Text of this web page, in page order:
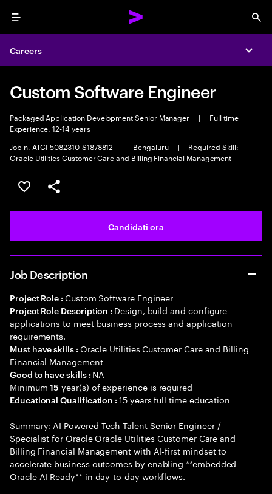
Menu
Careers
Custom Software Engineer
Packaged Application Development Senior Manager | Full time
|
Experience: 12-14 years
Job n. ATCI-5082310-S1878812
| Bengaluru |
Required Skill:
Oracle Utilities Customer Care and Billing Financial Management
Salva l'annuncio
Condividi l'annuncio
Candidati ora
Job Description
Project Role : Custom Software Engineer
Project Role Description : Design, build and configure
applications to meet business process and application
requirements.
Must have skills : Oracle Utilities Customer Care and Billing
Financial Management
Good to have skills : NA
Minimum15 year(s) of experience is required
Educational Qualification :15 years full time education
Summary: AI Powered Tech Talent Senior Engineer /
Specialist for Oracle Oracle Utilities Customer Care and
Billing Financial Management with AI-first mindset to
accelerate business outcomes by enabling **embedded
Oracle AI Ready** in day-to-day workflows.